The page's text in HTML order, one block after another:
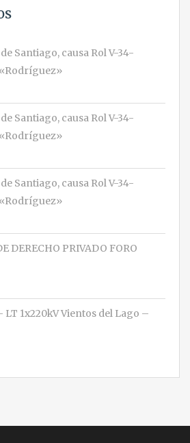
Santiago, causa Rol V-34-
Santiago, causa Rol V-34-
Santiago, causa Rol V-34-
DERECHO PRIVADO FORO
LT 1x220kV Vientos del Lago –